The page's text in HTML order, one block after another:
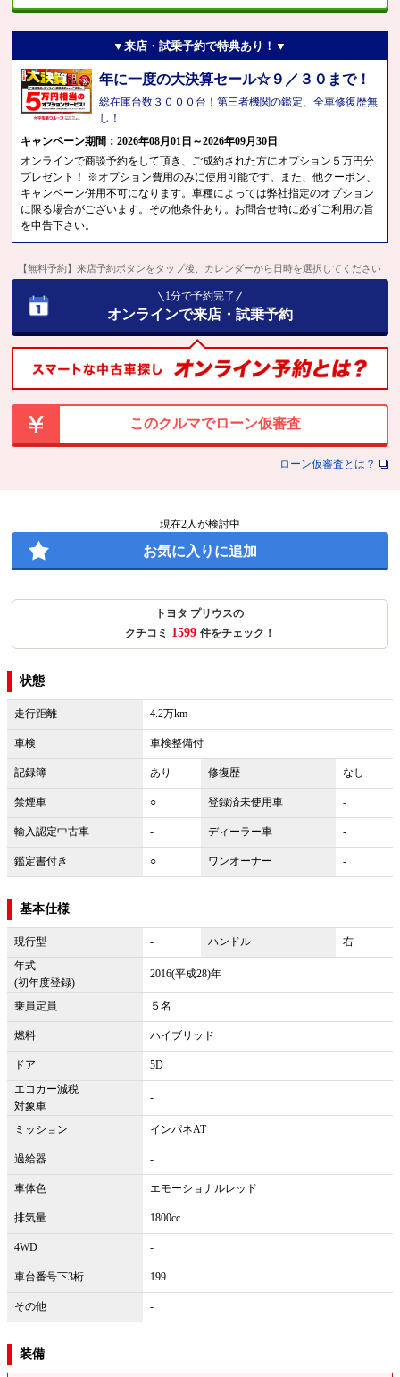
▼来店・試乗予約で特典あり！▼
年に一度の大決算セール☆９／３０まで！
総在庫台数３０００台！第三者機関の鑑定、全車修復歴無
し！
キャンペーン期間：2026年08月01日～2026年09月30日
オンラインで商談予約をして頂き、ご成約された方にオプション５万円分
プレゼント！ ※オプション費用のみに使用可能です。また、他クーポン、
キャンペーン併用不可になります。車種によっては弊社指定のオプション
に限る場合がございます。その他条件あり。お問合せ時に必ずご利用の旨
を申告下さい。
【無料予約】来店予約ボタンをタップ後、カレンダーから日時を選択してください
1分で予約完了
オンラインで来店・試乗予約
このクルマでローン仮審査
ローン仮審査とは？
現在2人が検討中
お気に入りに追加
トヨタ プリウスの
クチコミ 1599 件をチェック！
状態
走行距離 4.2万km
車検 車検整備付
記録簿 あり 修復歴 なし
禁煙車 ○ 登録済未使用車 -
輸入認定中古車 - ディーラー車 -
鑑定書付き ○ ワンオーナー -
基本仕様
現行型 - ハンドル
右
年式
(初年度登録)
2016(平成28)年
乗員定員 ５名
燃料 ハイブリッド
ドア
5D
エコカー減税
対象車
-
ミッション インパネAT
過給器 -
車体色 エモーショナルレッド
排気量 1800cc
4WD -
車台番号下3桁 199
その他 -
装備